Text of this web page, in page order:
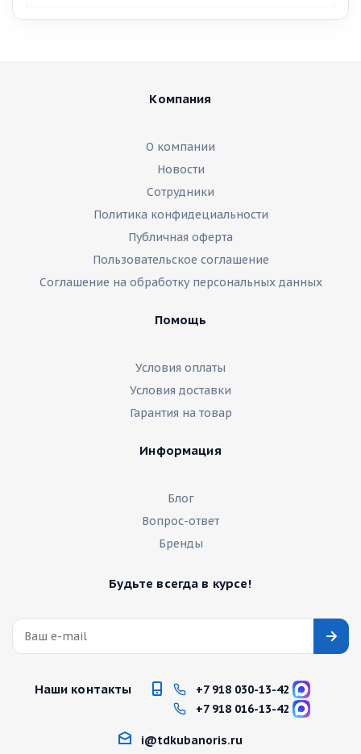
Компания
О компании
Новости
Сотрудники
Политика конфидециальности
Публичная оферта
Пользовательское соглашение
Соглашение на обработку персональных данных
Помощь
Условия оплаты
Условия доставки
Гарантия на товар
Информация
Блог
Вопрос-ответ
Бренды
Будьте всегда в курсе!
Наши контакты
+7 918 030-13-42
+7 918 016-13-42
i@tdkubanoris.ru